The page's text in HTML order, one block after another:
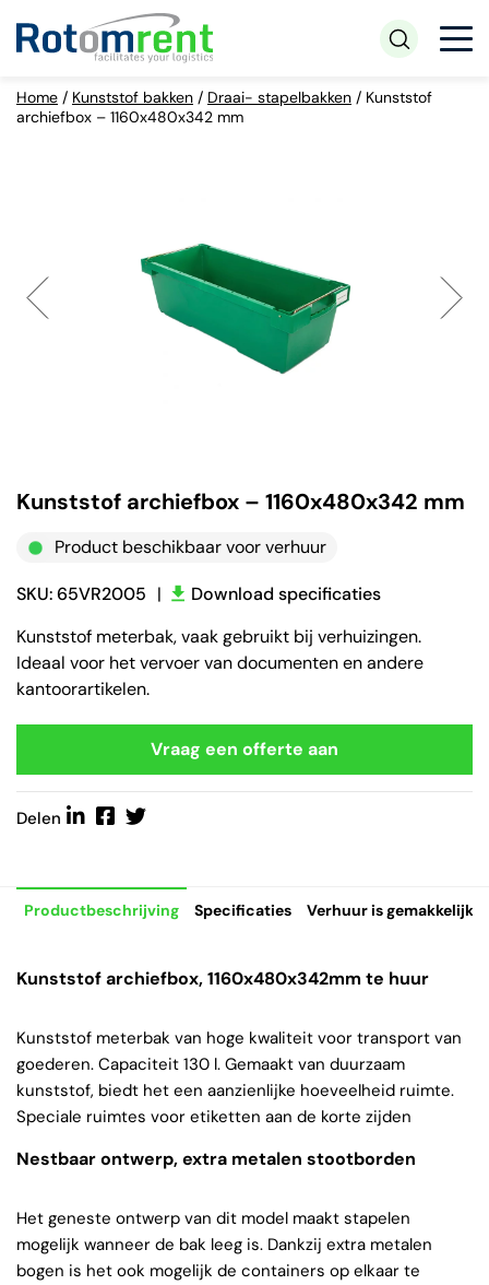
Home / Kunststof bakken / Draai- stapelbakken / Kunststof
archiefbox – 1160x480x342 mm
Kunststof archiefbox – 1160x480x342 mm
Product beschikbaar voor verhuur
SKU: 65VR2005 |
Download specificaties
Kunststof meterbak, vaak gebruikt bij verhuizingen.
Ideaal voor het vervoer van documenten en andere
kantoorartikelen.
Vraag een offerte aan
Delen
Productbeschrijving Specificaties Verhuur is gemakkelijk
Kunststof archiefbox, 1160x480x342mm te huur
Kunststof meterbak van hoge kwaliteit voor transport van
goederen. Capaciteit 130 l. Gemaakt van duurzaam
kunststof, biedt het een aanzienlijke hoeveelheid ruimte.
Speciale ruimtes voor etiketten aan de korte zijden
Nestbaar ontwerp, extra metalen stootborden
Het geneste ontwerp van dit model maakt stapelen
mogelijk wanneer de bak leeg is. Dankzij extra metalen
bogen is het ook mogelijk de containers op elkaar te